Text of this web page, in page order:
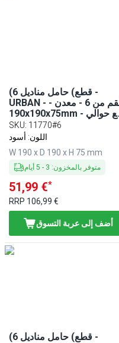
(6 قطع) حامل مناديل -
URBAN - طقم من 6 - معدن -
190x190x75mm - يسع حوالي
50 مناديل كوكتيل ربع طية -
أسود - يشمل ثِقَل للمناديل
SKU: 11770#6
اللون: أسود
W 190 x D 190 x H 75 mm
متوفر بالمخزون:
3
-
5 أيام
51,99 €*
RRP 106,99 €
أضف إلى عربة التسوق
(6 قطع) حامل مناديل -